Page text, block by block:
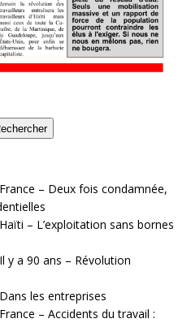
– Deux fois condamnée,
– L’exploitation sans bornes
y a 90 ans – Révolution
les entreprises
– Accidents du travail :